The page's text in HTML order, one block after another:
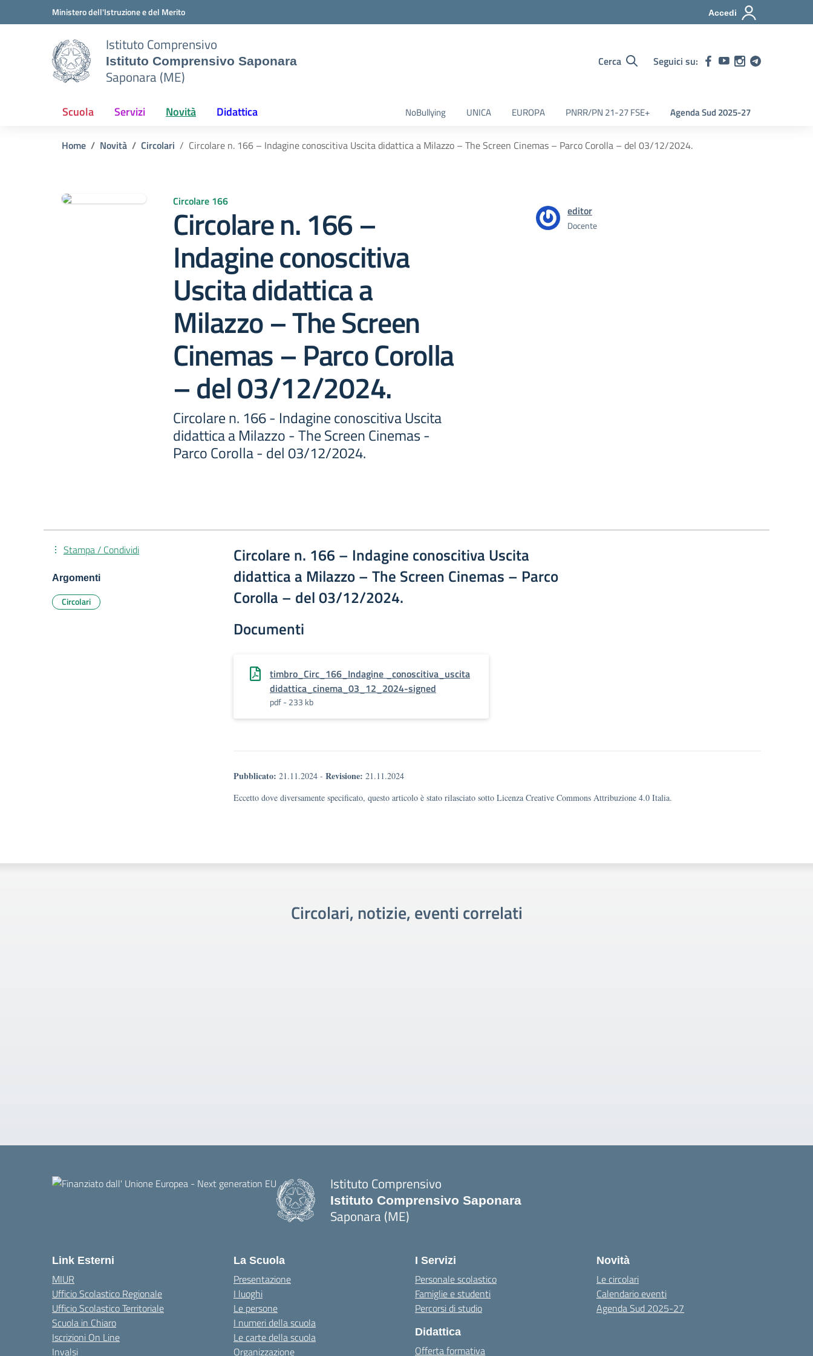
Vai ai contenuti
Vai al menu di navigazioneMinistero dell'Istruzione e del Merito Accedi
Istituto Comprensivo
Istituto Comprensivo Saponara
Saponara (ME)
Cerca Seguici su:
Scuola Servizi Novità Didattica NoBullying UNICA EUROPA PNRR/PN 21-27 FSE+ Agenda Sud 2025-27
Home Novità Circolari Circolare n. 166 – Indagine conoscitiva Uscita didattica a Milazzo – The Screen Cinemas – Parco Corolla – del 03/12/2024.
Circolare 166
Circolare n. 166 –
Indagine conoscitiva
Uscita didattica a
Milazzo – The Screen
Cinemas – Parco Corolla
– del 03/12/2024.
Circolare n. 166 - Indagine conoscitiva Uscita
didattica a Milazzo - The Screen Cinemas -
Parco Corolla - del 03/12/2024.
editor
Docente
Circolare n. 166 – Indagine conoscitiva Uscita
didattica a Milazzo – The Screen Cinemas – Parco
Corolla – del 03/12/2024.
Documenti
timbro_Circ_166_Indagine _conoscitiva_uscita
didattica_cinema_03_12_2024-signed
pdf - 233 kb
Pubblicato: 21.11.2024 - Revisione: 21.11.2024
Eccetto dove diversamente specificato, questo articolo è stato rilasciato sotto Licenza Creative Commons Attribuzione 4.0 Italia.
Stampa / Condividi
Argomenti
Circolari
Circolari, notizie, eventi correlati
Istituto Comprensivo
Istituto Comprensivo Saponara
Saponara (ME)
Link Esterni
MIUR
Ufficio Scolastico Regionale
Ufficio Scolastico Territoriale
Scuola in Chiaro
Iscrizioni On Line
Invalsi
La Scuola
Presentazione
I luoghi
Le persone
I numeri della scuola
Le carte della scuola
Organizzazione
I Servizi
Personale scolastico
Famiglie e studenti
Percorsi di studio
Didattica
Offerta formativa
Novità
Le circolari
Calendario eventi
Agenda Sud 2025-27